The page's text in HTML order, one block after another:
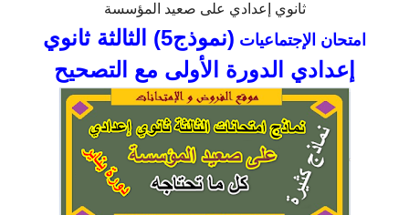
ثانوي إعدادي على صعيد المؤسسة
امتحان الإجتماعيات (نموذج5)
الثالثة ثانوي
إعدادي الدورة الأولى مع التصحيح